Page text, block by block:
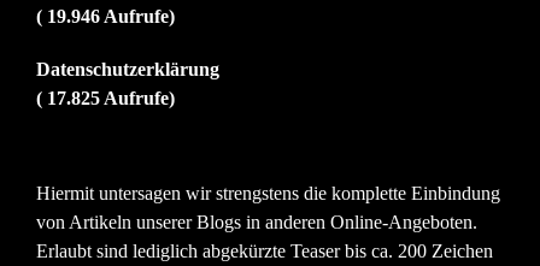
( 19.946 Aufrufe)
Datenschutzerklärung
( 17.825 Aufrufe)
Hiermit untersagen wir strengstens die komplette Einbindung
von Artikeln unserer Blogs in anderen Online-Angeboten.
Erlaubt sind lediglich abgekürzte Teaser bis ca. 200 Zeichen